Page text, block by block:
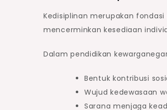
Kedisiplinan merupakan
mencerminkan kesediaan
Dalam pendidikan
Bentuk kontribusi
Wujud kedewasaan
Sarana menjaga